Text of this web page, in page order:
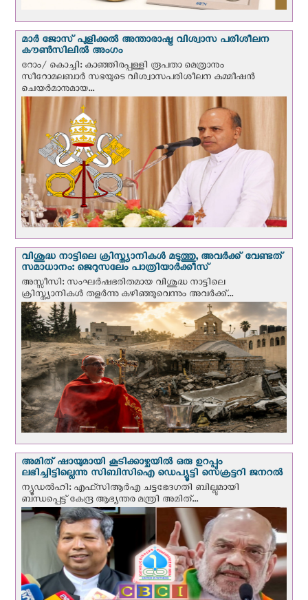
മാർ ജോസ് പുളിക്കൽ അന്താരാഷ്ട്ര വിശ്വാസ പരിശീലന
കൗൺസിലിൽ അംഗം
റോം/ കൊച്ചി: കാഞ്ഞിരപ്പള്ളി രൂപതാ മെത്രാനും
സീറോമലബാർ സഭയുടെ വിശ്വാസപരിശീലന കമ്മീഷൻ
ചെയർമാനുമായ...
വിശുദ്ധ നാട്ടിലെ ക്രിസ്ത്യാനികൾ മടുത്തു, അവർക്ക് വേണ്ടത്
സമാധാനം: ജെറുസലേം പാത്രിയാര്‍ക്കീസ്
അസ്സീസി: സംഘര്‍ഷഭരിതമായ വിശുദ്ധ നാട്ടിലെ
ക്രിസ്ത്യാനികൾ തളര്‍ന്നു കഴിഞ്ഞുവെന്നും അവർക്ക്...
അമിത് ഷായുമായി കൂടിക്കാഴ്ചയില്‍ ഒരു ഉറപ്പും
ലഭിച്ചിട്ടില്ലെന്നു സിബിസിഐ ഡെപ്യൂട്ടി സെക്രട്ടറി ജനറല്‍
ന്യൂഡല്‍ഹി: എഫ്‌സിആര്‍എ ചട്ടഭേദഗതി ബില്ലുമായി
ബന്ധപ്പെട്ട് കേന്ദ്ര ആഭ്യന്തര മന്ത്രി അമിത്...